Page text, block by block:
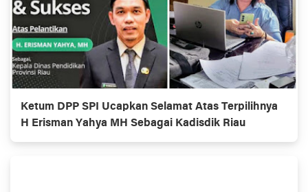
Ketum DPP SPI Ucapkan Selamat Atas Terpilihnya
H Erisman Yahya MH Sebagai Kadisdik Riau